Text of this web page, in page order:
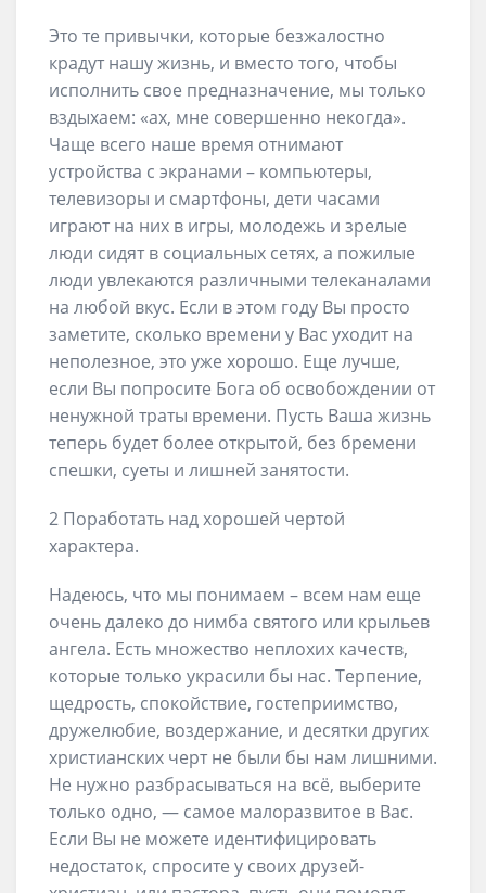
Это те привычки, которые безжалостно
крадут нашу жизнь, и вместо того, чтобы
исполнить свое предназначение, мы только
вздыхаем: «ах, мне совершенно некогда».
Чаще всего наше время отнимают
устройства с экранами – компьютеры,
телевизоры и смартфоны, дети часами
играют на них в игры, молодежь и зрелые
люди сидят в социальных сетях, а пожилые
люди увлекаются различными телеканалами
на любой вкус. Если в этом году Вы просто
заметите, сколько времени у Вас уходит на
неполезное, это уже хорошо. Еще лучше,
если Вы попросите Бога об освобождении от
ненужной траты времени. Пусть Ваша жизнь
теперь будет более открытой, без бремени
спешки, суеты и лишней занятости.
2 Поработать над хорошей чертой
характера.
Надеюсь, что мы понимаем – всем нам еще
очень далеко до нимба святого или крыльев
ангела. Есть множество неплохих качеств,
которые только украсили бы нас. Терпение,
щедрость, спокойствие, гостеприимство,
дружелюбие, воздержание, и десятки других
христианских черт не были бы нам лишними.
Не нужно разбрасываться на всё, выберите
только одно, — самое малоразвитое в Вас.
Если Вы не можете идентифицировать
недостаток, спросите у своих друзей-